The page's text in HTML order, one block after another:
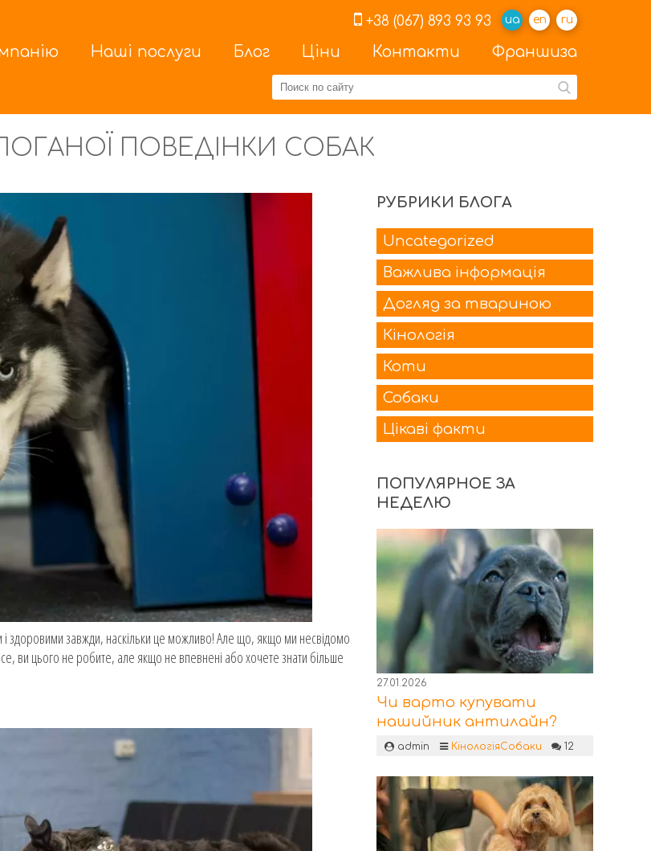
+38 (067) 893 93 93 ua en ru
Наші послуги Блог Ціни Контакти Франшиза
ПОВЕДІНКИ СОБАК
здоровими завжди, наскільки це можливо! Але що, якщо ми несвідомо
ви цього не робите, але якщо не впевнені або хочете знати більше
РУБРИКИ БЛОГА
Uncategorized
Важлива інформація
Догляд за твариною
Кінологія
Коти
Собаки
Цікаві факти
ПОПУЛЯРНОЕ ЗА
НЕДЕЛЮ
27.01.2026
Чи варто купувати
нашийник антилайн?
admin КінологіяСобаки 12